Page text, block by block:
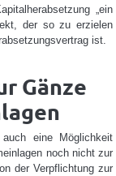
„ein
der so zu erzielen
ist.
Gänze
eine Möglichkeit
noch nicht zur
der Verpflichtung zur